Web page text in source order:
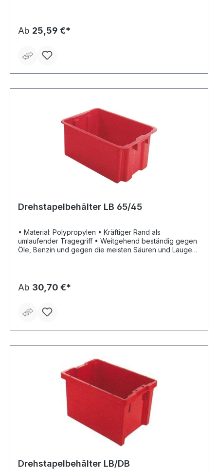
Ab 25,59 €*
Drehstapelbehälter LB 65/45
• Material: Polypropylen • Kräftiger Rand als
umlaufender Tragegriff • Weitgehend beständig gegen
Öle, Benzin und gegen die meisten Säuren und Laugen
Ab 30,70 €*
Drehstapelbehälter LB/DB